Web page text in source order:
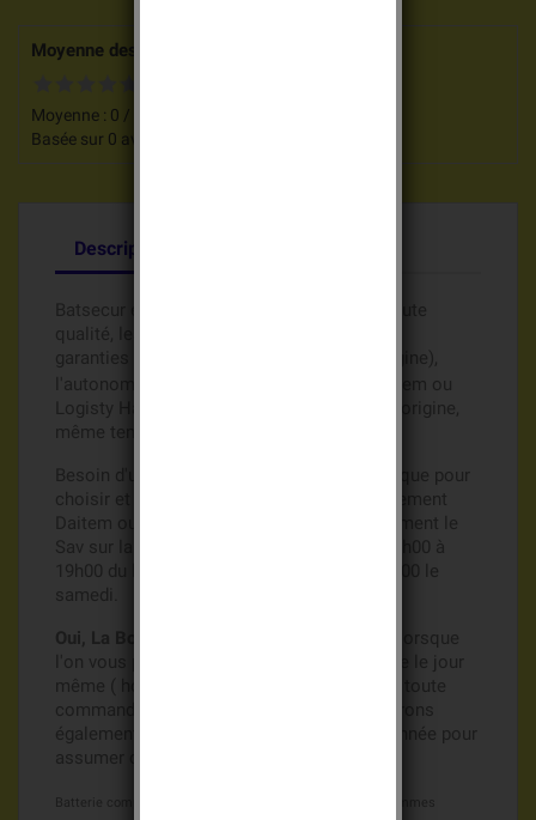
Moyenne des votes pour ce produit
Moyenne : 0 /
Basée sur 0 avis clients.
Description
Batsecur est un fabricant de batteries de haute
qualité, les batteries Lithium Batsecur sont
garanties
( comme les batteries d'origine),
l'autonomie de votre système d'alarme Daitem ou
Logisty Hager est identique aux batteries d'origine,
même tension 3,6 volts ou 7,2 volts.
Besoin d'un renseignement, une aide technique pour
choisir et acheter vos batteries de remplacement
Daitem ou Logisty Hager ?, Appelez directement le
Sav sur la ligne directe au 0609815416, de 8h00 à
19h00 du lundi au vendredi et de 8h00 à 12h00 le
samedi.
Oui, La Boutique des batteries s'engage !!!
, lorsque
l'on vous promet l'envoi de votre commande le jour
même ( hors week end et jours fériés) pour toute
commande passée avant 14h00, nous assurons
également les stocks nécessaires toute l'année pour
assumer cet engagement.
Batterie compatible Batsecur Batxu15 3v 3Ah